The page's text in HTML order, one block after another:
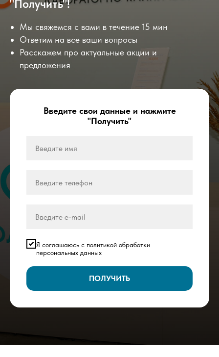
"Получить"!
Мы свяжемся с вами в течение 15 мин
Ответим на все ваши вопросы
Расскажем про актуальные акции и
предложения
Введите свои данные и нажмите
"Получить"
Я соглашаюсь с политикой обработки
персональных данных
ПОЛУЧИТЬ